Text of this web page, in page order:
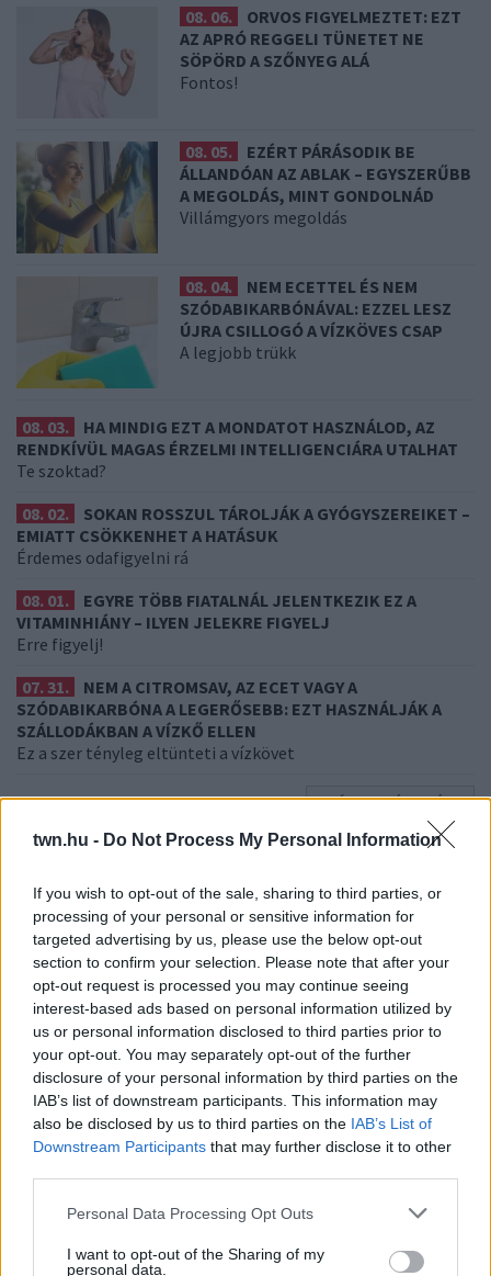
twn.hu - Do Not Process My Personal Information
If you wish to opt-out of the sale, sharing to third parties, or
processing of your personal or sensitive information for
targeted advertising by us, please use the below opt-out
section to confirm your selection. Please note that after your
opt-out request is processed you may continue seeing
interest-based ads based on personal information utilized by
us or personal information disclosed to third parties prior to
your opt-out. You may separately opt-out of the further
disclosure of your personal information by third parties on the
IAB’s list of downstream participants. This information may
also be disclosed by us to third parties on the IAB’s List of
Downstream Participants that may further disclose it to other
Please note that this website/app uses one or more Google
not limited to your visit or usage behaviour. You may click to
Personal Data Processing Opt Outs
I want to opt-out of the Sharing of my
personal data.
08. 06.
ORVOS FIGYELMEZTET: EZT
AZ APRÓ REGGELI TÜNETET NE
SÖPÖRD A SZŐNYEG ALÁ
Fontos!
08. 05.
EZÉRT PÁRÁSODIK BE
ÁLLANDÓAN AZ ABLAK – EGYSZERŰBB
A MEGOLDÁS, MINT GONDOLNÁD
Villámgyors megoldás
08. 04.
NEM ECETTEL ÉS NEM
SZÓDABIKARBÓNÁVAL: EZZEL LESZ
ÚJRA CSILLOGÓ A VÍZKÖVES CSAP
A legjobb trükk
08. 03.
HA MINDIG EZT A MONDATOT HASZNÁLOD, AZ
RENDKÍVÜL MAGAS ÉRZELMI INTELLIGENCIÁRA UTALHAT
Te szoktad?
08. 02.
SOKAN ROSSZUL TÁROLJÁK A GYÓGYSZEREIKET –
EMIATT CSÖKKENHET A HATÁSUK
Érdemes odafigyelni rá
08. 01.
EGYRE TÖBB FIATALNÁL JELENTKEZIK EZ A
VITAMINHIÁNY – ILYEN JELEKRE FIGYELJ
Erre figyelj!
07. 31.
NEM A CITROMSAV, AZ ECET VAGY A
SZÓDABIKARBÓNA A LEGERŐSEBB: EZT HASZNÁLJÁK A
SZÁLLODÁKBAN A VÍZKŐ ELLEN
Ez a szer tényleg eltünteti a vízkövet
24 ÓRA TOVÁBBI HÍREI
próbál figyelmeztetni